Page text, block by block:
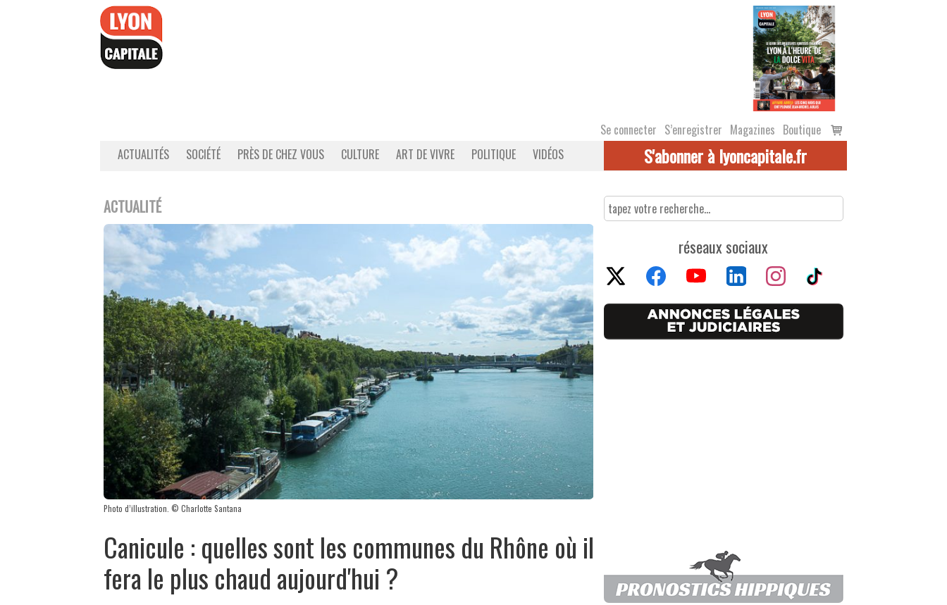
Se connecter S’enregistrer Magazines Boutique
Voir
le
ACTUALITÉS SOCIÉTÉ PRÈS DE CHEZ VOUS CULTURE ART DE VIVRE POLITIQUE VIDÉOS S'abonner à lyoncapitale.fr
ACTUALITÉ
Photo d’illustration. © Charlotte Santana
Canicule : quelles sont les communes du Rhône où il
fera le plus chaud aujourd'hui ?
réseaux sociaux